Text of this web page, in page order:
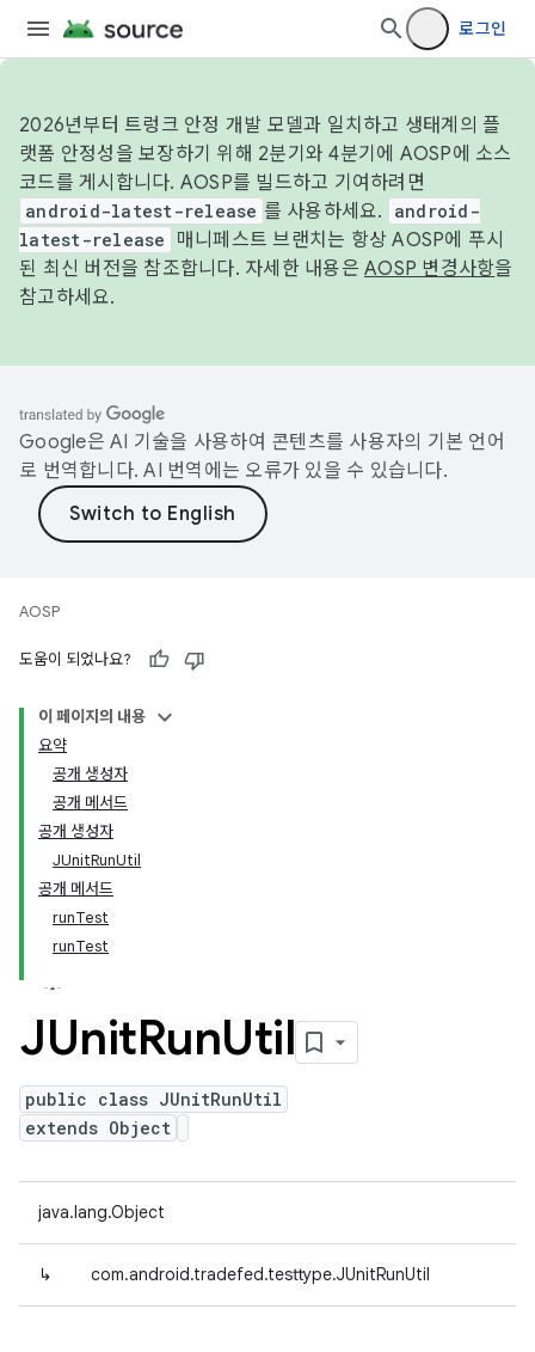
로그인
2026년부터 트렁크 안정 개발 모델과 일치하고 생태계의 플
랫폼 안정성을 보장하기 위해 2분기와 4분기에 AOSP에 소스
코드를 게시합니다. AOSP를 빌드하고 기여하려면
android-latest-release 를 사용하세요.
android-
latest-release
매니페스트 브랜치는 항상 AOSP에 푸시
된 최신 버전을 참조합니다. 자세한 내용은 AOSP 변경사항을
참고하세요.
Google은 AI 기술을 사용하여 콘텐츠를 사용자의 기본 언어
로 번역합니다. AI 번역에는 오류가 있을 수 있습니다.
AOSP
도움이 되었나요?
이 페이지의 내용
요약
공개 생성자
공개 메서드
공개 생성자
JUnitRunUtil
공개 메서드
runTest
runTest
JUnitRunUtil
public class JUnitRunUtil
extends Object
java.lang.Object
↳ com.android.tradefed.testtype.JUnitRunUtil